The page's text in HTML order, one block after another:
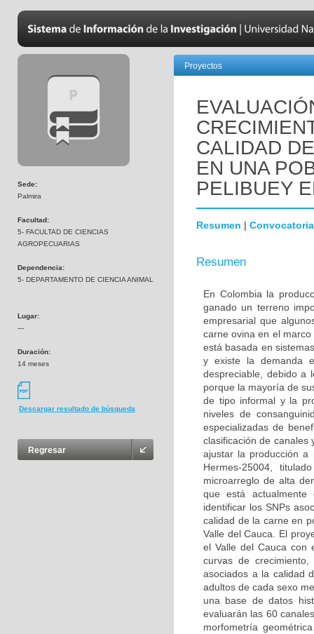
Sede:
Palmira
Facultad:
5- FACULTAD DE CIENCIAS
AGROPECUARIAS
Dependencia:
5- DEPARTAMENTO DE CIENCIA ANIMAL
Lugar:
---
Duración:
14 meses
Descargar resultado de búsqueda
Regresar
Proyectos
CALIDAD
EN UNA
PELIBUEY
Resumen | Convocatoria
Resumen
En Colombia la
ganado un terreno
empresarial que
carne ovina en el
está basada en
y existe la demanda
despreciable, debido a
porque la mayoría de
de tipo informal y la
niveles de
especializadas de
clasificación de canales
ajustar la producción a
Hermes-25004,
microarreglo de alta
que está actualmente
identificar los SNPs
calidad de la carne en
Valle del Cauca. El
el Valle del Cauca con
curvas de
asociados a la calidad
adultos de cada sexo
una base de datos
evaluarán las 60
morfometría